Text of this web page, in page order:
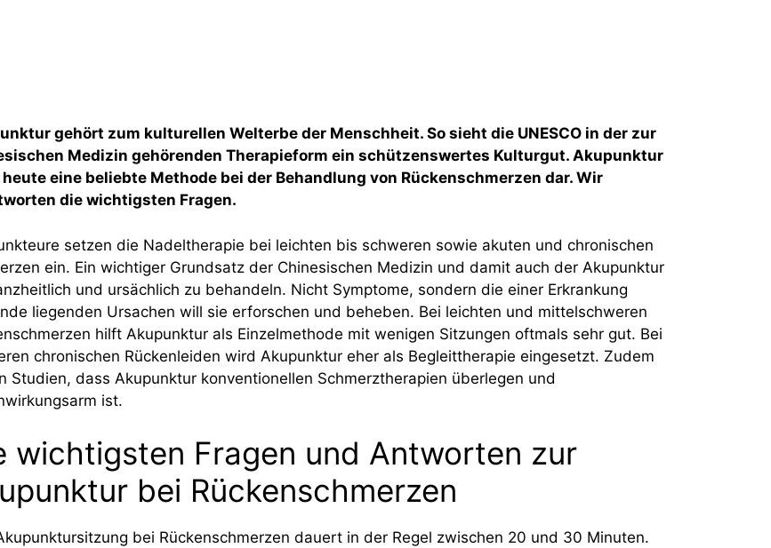
gehört zum kulturellen Welterbe der Menschheit. So sieht die UNESCO in der zur
Medizin gehörenden Therapieform ein schützenswertes Kulturgut. Akupunktur
eine beliebte Methode bei der Behandlung von Rückenschmerzen dar. Wir
die wichtigsten Fragen.
setzen die Nadeltherapie bei leichten bis schweren sowie akuten und chronischen
ein. Ein wichtiger Grundsatz der Chinesischen Medizin und damit auch der Akupunktur
und ursächlich zu behandeln. Nicht Symptome, sondern die einer Erkrankung
liegenden Ursachen will sie erforschen und beheben. Bei leichten und mittelschweren
hilft Akupunktur als Einzelmethode mit wenigen Sitzungen oftmals sehr gut. Bei
chronischen Rückenleiden wird Akupunktur eher als Begleittherapie eingesetzt. Zudem
Studien, dass Akupunktur konventionellen Schmerztherapien überlegen und
ist.
wichtigsten Fragen und Antworten zur
bei Rückenschmerzen
bei Rückenschmerzen dauert in der Regel zwischen 20 und 30 Minuten.